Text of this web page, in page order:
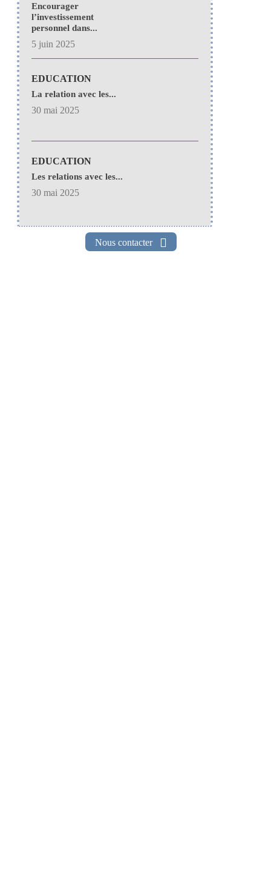
Encourager
l’investissement
personnel dans...
5 juin 2025
EDUCATION
La relation avec les...
30 mai 2025
EDUCATION
Les relations avec les...
30 mai 2025
Nous contacter